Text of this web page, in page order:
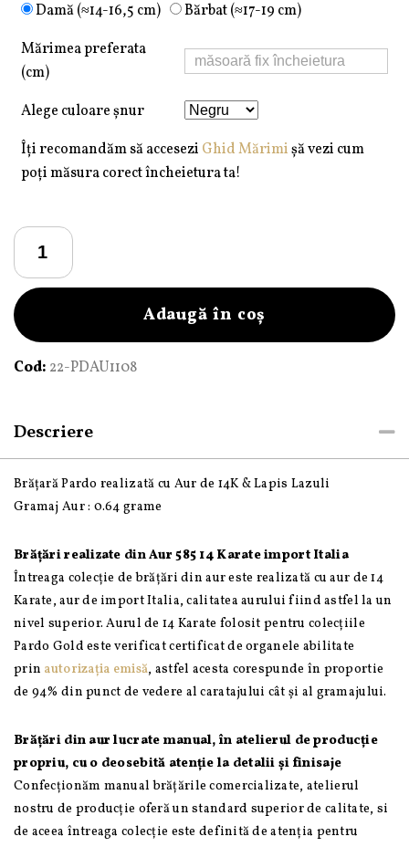
Damă (≈14-16,5 cm)
Bărbat (≈17-19 cm)
Mărimea preferata
(cm)
Alege culoare șnur
Îți recomandăm să accesezi Ghid Mărimișă vezi cum
poți măsura corect încheietura ta!
Cantitate
Brățară
Pardo
realizată
cu
șnur
de
585
14K
Lapis
Lazuli
Adaugă în coș
Cod: 22-PDAU1108
Descriere
Brățară Pardo realizată cu Aur de 14K & Lapis Lazuli
Gramaj Aur : 0.64 grame
Brățări realizate din Aur 585 14 Karate import Italia
Întreaga colecție de brățări din aur este realizată cu aur de 14
Karate, aur de import Italia, calitatea aurului fiind astfel la un
nivel superior. Aurul de 14 Karate folosit pentru colecțiile
Pardo Gold este verificat certificat de organele abilitate
prin autorizația emisă, astfel acesta corespunde în proportie
de 94% din punct de vedere al caratajului cât și al gramajului.
Brățări din aur lucrate manual, în atelierul de producție
propriu, cu o deosebită atenție la detalii și finisaje
Confecționăm manual brățările comercializate, atelierul
nostru de producție oferă un standard superior de calitate, si
de aceea întreaga colecție este definită de atenția pentru